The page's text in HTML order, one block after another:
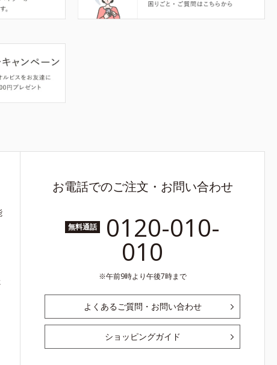
お電話でのご注文・お問い合わせ
無料通話 0120-010-
010
午前9時より午後7時まで
よくあるご質問・お問い合わせ
ショッピングガイド